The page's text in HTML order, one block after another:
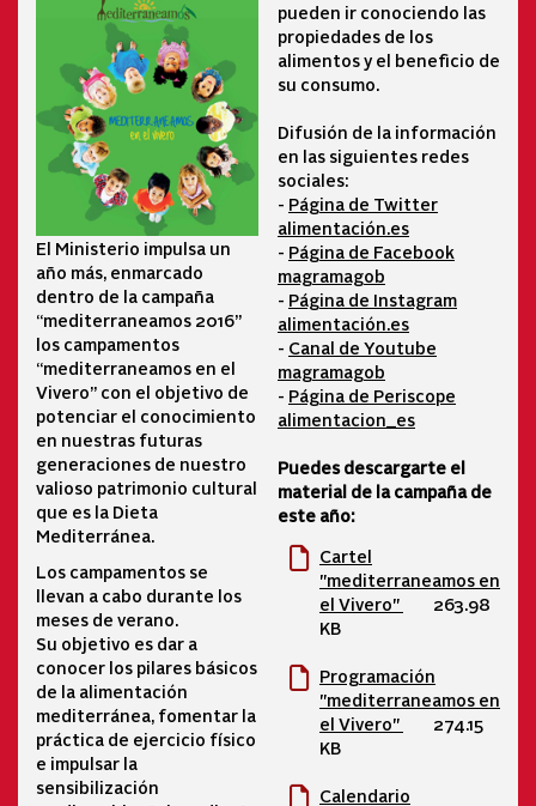
El Ministerio impulsa un
año más, enmarcado
dentro de la campaña
“mediterraneamos 2016”
los campamentos
“mediterraneamos en el
Vivero” con el objetivo de
potenciar el conocimiento
en nuestras futuras
generaciones de nuestro
valioso patrimonio cultural
que es la Dieta
Mediterránea.
Los campamentos se
llevan a cabo durante los
meses de verano.
Su objetivo es dar a
conocer los pilares básicos
de la alimentación
mediterránea, fomentar la
práctica de ejercicio físico
e impulsar la
sensibilización
pueden ir conociendo las
propiedades de los
alimentos y el beneficio de
su consumo.
Difusión de la información
en las siguientes redes
sociales:
- Página de Twitter
alimentación.es
- Página de Facebook
magramagob
- Página de Instagram
alimentación.es
- Canal de Youtube
magramagob
- Página de Periscope
alimentacion_es
Puedes descargarte el
material de la campaña de
este año:
Cartel
"mediterraneamos en
el Vivero"
263.98
KB
Programación
"mediterraneamos en
el Vivero"
274.15
KB
Calendario